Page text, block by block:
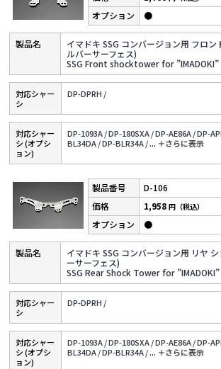
イマドキ SSG コンバージョン用 フロン
ルバーサーフェス)
SSG Front shocktower for
●
対応シャー
シ
DP-DPRH /
対応シャー
シ (オプシ
ョン)
DP-1093A /DP-180SXA /DP-AE86A /DP-
BL34DA /DP-BLR34A /... ＋さらに表⽰
D-106
イマドキ SSG コンバージョン用 リヤ
ーサーフェス)
SSG Rear Shock Tower for
1,958円（税込）
●
対応シャー
シ
DP-DPRH /
対応シャー
シ (オプシ
ョン)
DP-1093A /DP-180SXA /DP-AE86A /DP-
BL34DA /DP-BLR34A /... ＋さらに表⽰